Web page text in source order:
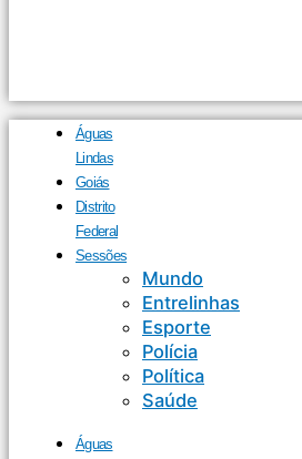
Águas
Lindas
Goiás
Distrito
Federal
Sessões
Mundo
Entrelinhas
Esporte
Polícia
Política
Saúde
Águas